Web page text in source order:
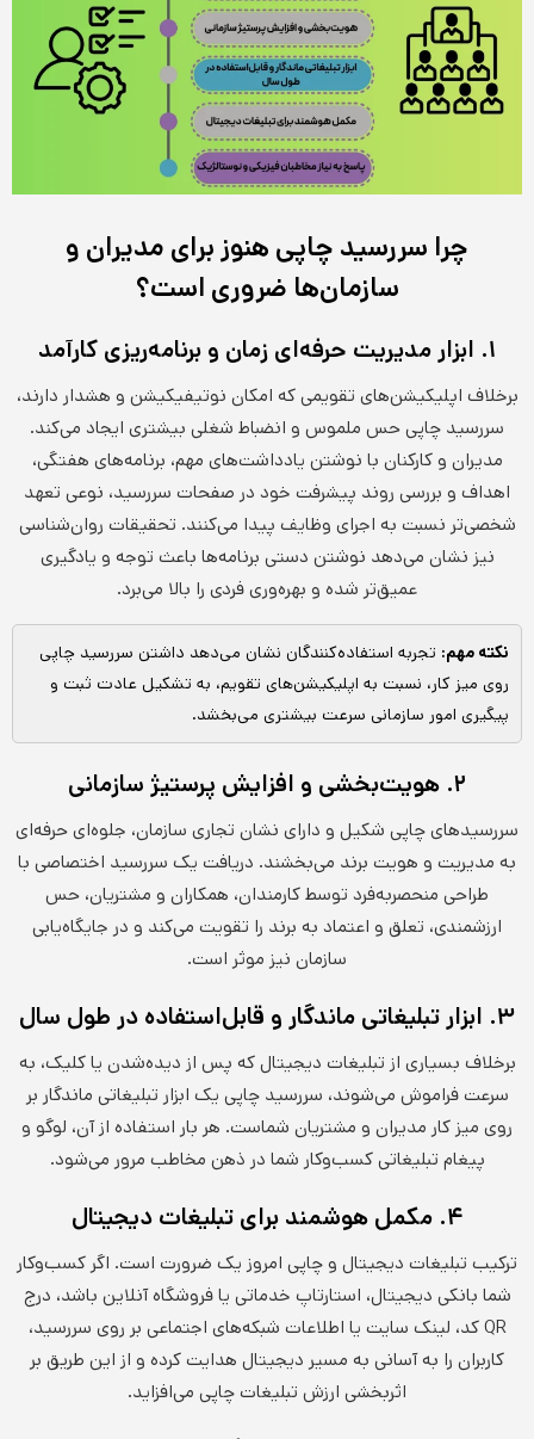
چرا سررسید چاپی هنوز برای مدیران و
سازمان‌ها ضروری است؟
۱. ابزار مدیریت حرفه‌ای زمان و برنامه‌ریزی کارآمد
برخلاف اپلیکیشن‌های تقویمی که امکان نوتیفیکیشن و هشدار دارند،
سررسید چاپی حس ملموس و انضباط شغلی بیشتری ایجاد می‌کند.
مدیران و کارکنان با نوشتن یادداشت‌های مهم، برنامه‌های هفتگی،
اهداف و بررسی روند پیشرفت خود در صفحات سررسید، نوعی تعهد
شخصی‌تر نسبت به اجرای وظایف پیدا می‌کنند. تحقیقات روان‌شناسی
نیز نشان می‌دهد نوشتن دستی برنامه‌ها باعث توجه و یادگیری
عمیق‌تر شده و بهره‌وری فردی را بالا می‌برد.
نکته مهم: تجربه استفاده‌کنندگان نشان می‌دهد داشتن سررسید چاپی
روی میز کار، نسبت به اپلیکیشن‌های تقویم، به تشکیل عادت ثبت و
پیگیری امور سازمانی سرعت بیشتری می‌بخشد.
۲. هویت‌بخشی و افزایش پرستیژ سازمانی
سررسیدهای چاپی شکیل و دارای نشان تجاری سازمان، جلوه‌ای حرفه‌ای
به مدیریت و هویت برند می‌بخشند. دریافت یک سررسید اختصاصی با
طراحی منحصر‌به‌فرد توسط کارمندان، همکاران و مشتریان، حس
ارزشمندی، تعلق و اعتماد به برند را تقویت می‌کند و در جایگاه‌یابی
سازمان نیز موثر است.
۳. ابزار تبلیغاتی ماندگار و قابل‌استفاده در طول سال
برخلاف بسیاری از تبلیغات دیجیتال که پس از دیده‌شدن یا کلیک، به
سرعت فراموش می‌شوند، سررسید چاپی یک ابزار تبلیغاتی ماندگار بر
روی میز کار مدیران و مشتریان شماست. هر بار استفاده از آن، لوگو و
پیغام تبلیغاتی کسب‌وکار شما در ذهن مخاطب مرور می‌شود.
۴. مکمل هوشمند برای تبلیغات دیجیتال
ترکیب تبلیغات دیجیتال و چاپی امروز یک ضرورت است. اگر کسب‌وکار
شما بانکی دیجیتال، استارتاپ خدماتی یا فروشگاه آنلاین باشد، درج
QR کد، لینک سایت یا اطلاعات شبکه‌های اجتماعی بر روی سررسید،
کاربران را به آسانی به مسیر دیجیتال هدایت کرده و از این طریق بر
اثربخشی ارزش تبلیغات چاپی می‌افزاید.